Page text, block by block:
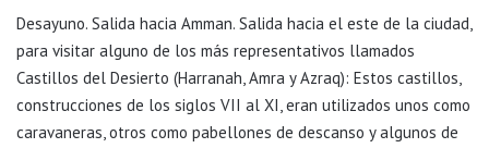
Desayuno. Salida hacia Amman. Salida hacia el este de la ciudad,
para visitar alguno de los más representativos llamados
Castillos del Desierto (Harranah, Amra y Azraq): Estos castillos,
construcciones de los siglos VII al XI, eran utilizados unos como
caravaneras, otros como pabellones de descanso y algunos de